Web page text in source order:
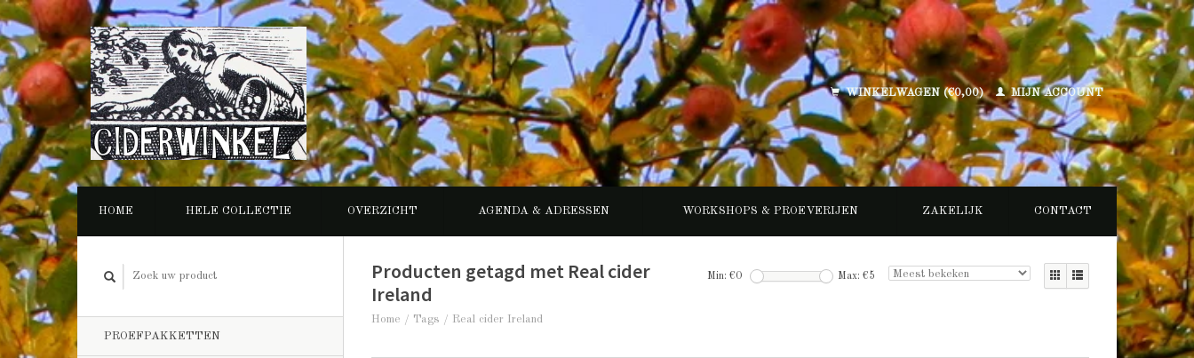
WINKELWAGEN (€0,00) MIJN ACCOUNT
HOME HELE COLLECTIE OVERZICHT AGENDA & ADRESSEN WORKSHOPS & PROEVERIJEN ZAKELIJK CONTACT
PROEFPAKKETTEN
Producten getagd met Real cider
Ireland
Home / Tags / Real cider Ireland
Min: €0 Max: €5